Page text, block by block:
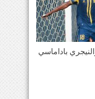
باداماسي